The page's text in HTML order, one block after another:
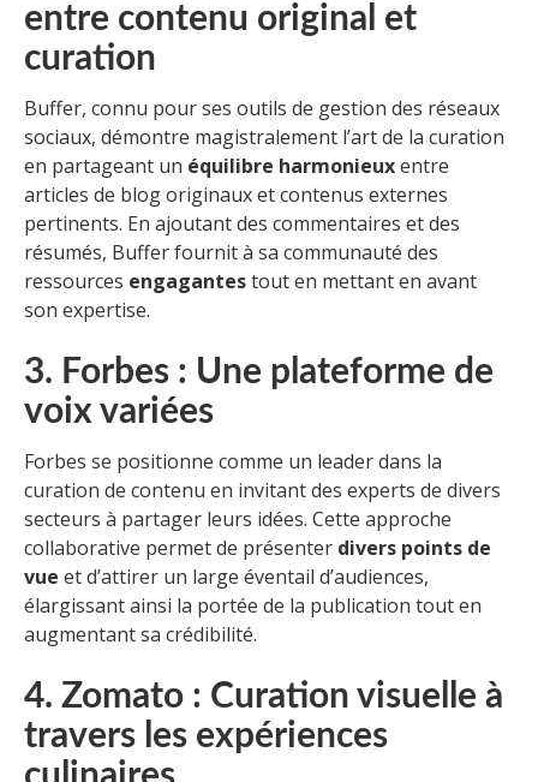
entre contenu original et
curation
Buffer, connu pour ses outils de gestion des réseaux
sociaux, démontre magistralement l’art de la curation
en partageant un équilibre harmonieuxentre
articles de blog originaux et contenus externes
pertinents. En ajoutant des commentaires et des
résumés, Buffer fournit à sa communauté des
ressources engagantestout en mettant en avant
son expertise.
3. Forbes : Une plateforme de
voix variées
Forbes se positionne comme un leader dans la
curation de contenu en invitant des experts de divers
secteurs à partager leurs idées. Cette approche
collaborative permet de présenter divers points de
vue et d’attirer un large éventail d’audiences,
élargissant ainsi la portée de la publication tout en
augmentant sa crédibilité.
4. Zomato : Curation visuelle à
travers les expériences